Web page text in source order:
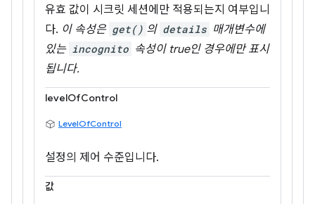
유효 값이 시크릿 세션에만 적용되는지 여부입니
다. 이 속성은 get() 의 details 매개변수에
있는 incognito 속성이 true인 경우에만 표시
됩니다.
levelOfControl
LevelOfControl
설정의 제어 수준입니다.
값